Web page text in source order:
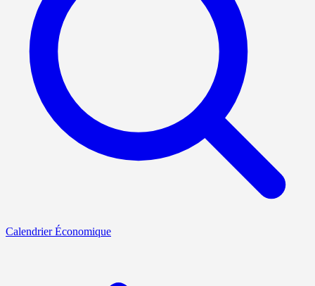
Calendrier Économique